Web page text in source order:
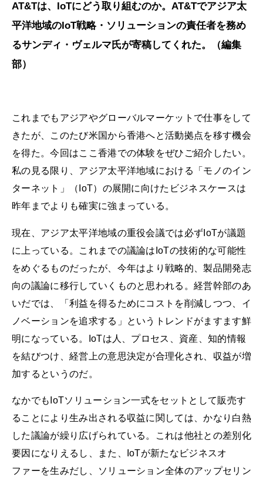
AT&Tは、IoTにどう取り組むのか。AT&Tでアジア太
平洋地域のIoT戦略・ソリューションの責任者を務め
るサンディ・ヴェルマ氏が寄稿してくれた。（編集
部）
これまでもアジアやグローバルマーケットで仕事をして
きたが、このたび米国から香港へと活動拠点を移す機会
を得た。今回はここ香港での体験をぜひご紹介したい。
私の見る限り、アジア太平洋地域における「モノのイン
ターネット」（IoT）の展開に向けたビジネスケースは
昨年までよりも確実に強まっている。
現在、アジア太平洋地域の重役会議では必ずIoTが議題
に上っている。これまでの議論はIoTの技術的な可能性
をめぐるものだったが、今年はより戦略的、製品開発志
向の議論に移行していくものと思われる。経営幹部のあ
いだでは、「利益を得るためにコストを削減しつつ、イ
ノベーションを追求する」というトレンドがますます鮮
明になっている。IoTは人、プロセス、資産、知的情報
を結びつけ、経営上の意思決定が合理化され、収益が増
加するというのだ。
なかでもIoTソリューション一式をセットとして販売す
ることにより生み出される収益に関しては、かなり白熱
した議論が繰り広げられている。これは他社との差別化
要因になりえるし、また、IoTが新たなビジネスオ
ファーを生みだし、ソリューション全体のアップセリン